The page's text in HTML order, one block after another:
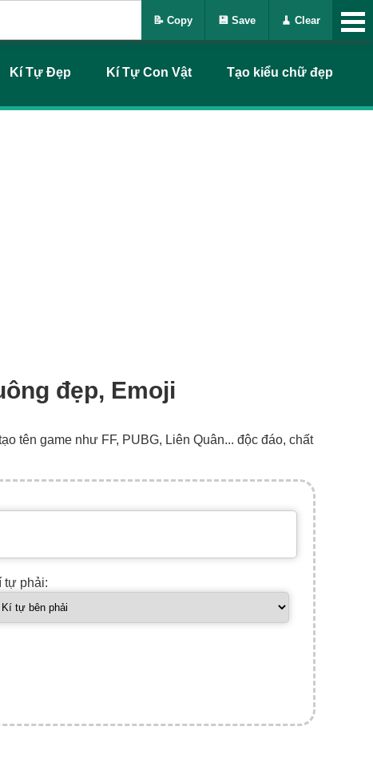
Kí Tự Đẹp Kí Tự Con Vật Tạo kiểu chữ đẹp
đẹp, Emoji
tên game như FF, PUBG, Liên Quân... độc đáo, chất
tự phải:
📝 Copy 💾 Save 🧹 Clear